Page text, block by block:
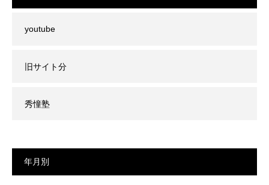
youtube
旧サイト分
秀憧塾
年月別